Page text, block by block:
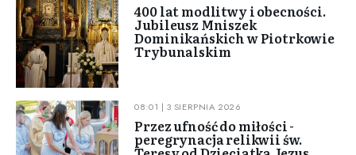
400 lat modlitwy i obecności.
Jubileusz Mniszek
Dominikańskich w Piotrkowie
Trybunalskim
08:01 | 3 SIERPNIA 2026
Przez ufność do miłości -
peregrynacja relikwii św.